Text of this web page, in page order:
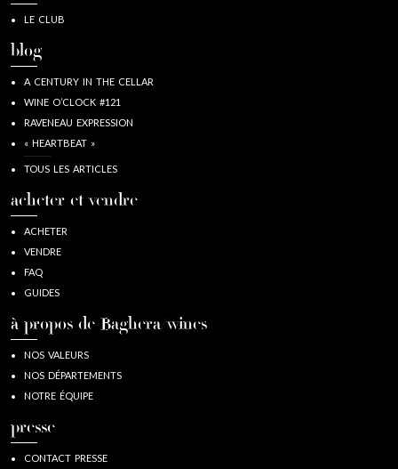
LE CLUB
blog
A CENTURY IN THE CELLAR
WINE O’CLOCK #121
RAVENEAU EXPRESSION
« HEARTBEAT »
TOUS LES ARTICLES
acheter et vendre
ACHETER
VENDRE
FAQ
GUIDES
à propos de Baghera/wines
NOS VALEURS
NOS DÉPARTEMENTS
NOTRE ÉQUIPE
presse
CONTACT PRESSE